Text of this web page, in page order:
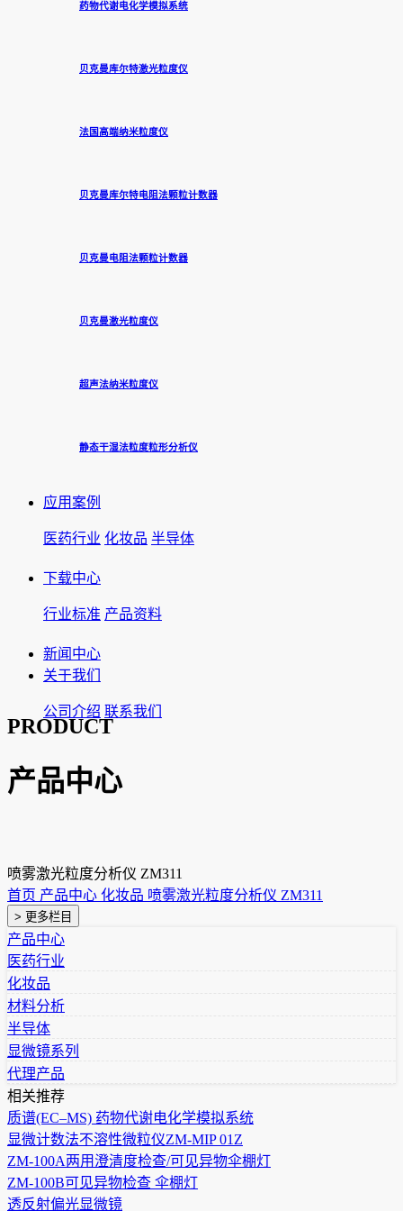
药物代谢电化学模拟系统
贝克曼库尔特激光粒度仪
法国高端纳米粒度仪
贝克曼库尔特电阻法颗粒计数器
贝克曼电阻法颗粒计数器
贝克曼激光粒度仪
超声法纳米粒度仪
静态干湿法粒度粒形分析仪
应用案例
医药行业 化妆品 半导体
下载中心
行业标准 产品资料
新闻中心
关于我们
公司介绍 联系我们
PRODUCT
产品中心
喷雾激光粒度分析仪 ZM311
首页 产品中心 化妆品 喷雾激光粒度分析仪 ZM311
> 更多栏目
产品中心
医药行业
化妆品
材料分析
半导体
显微镜系列
代理产品
相关推荐
质谱(EC–MS) 药物代谢电化学模拟系统
显微计数法不溶性微粒仪ZM-MIP 01Z
ZM-100A两用澄清度检查/可见异物伞棚灯
ZM-100B可见异物检查 伞棚灯
透反射偏光显微镜